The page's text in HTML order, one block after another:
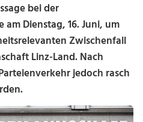
bei der
Dienstag, 16. Juni, um
Zwischenfall
Linz-Land. Nach
jedoch rasch